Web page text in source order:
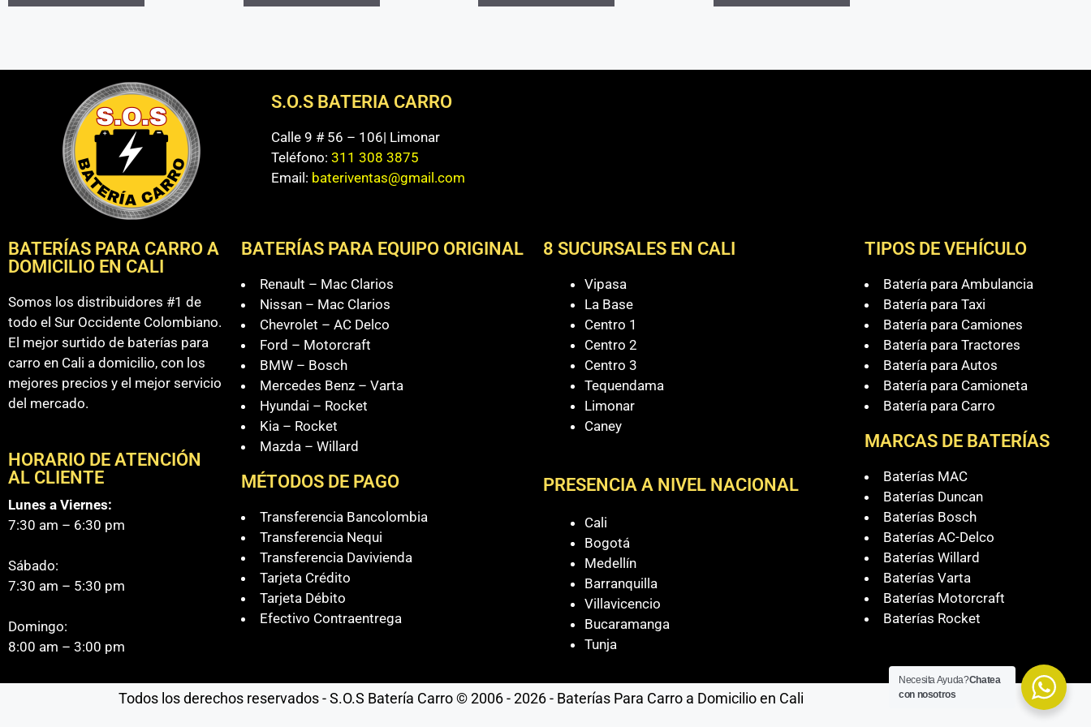
S.O.S BATERIA CARRO
Calle 9 # 56 – 106| Limonar
Teléfono:311 308 3875
Email: bateriventas@gmail.com
BATERÍAS PARA CARRO A
DOMICILIO EN CALI
Somos los distribuidores #1 de
todo el Sur Occidente Colombiano.
El mejor surtido de baterías para
carro en Cali a domicilio, con los
mejores precios y el mejor servicio
del mercado.
HORARIO DE ATENCIÓN
AL CLIENTE
Lunes a Viernes:
7:30 am – 6:30 pm
Sábado:
7:30 am – 5:30 pm
Domingo:
8:00 am – 3:00 pm
BATERÍAS PARA EQUIPO ORIGINAL
Renault – Mac Clarios
Nissan – Mac Clarios
Chevrolet – AC Delco
Ford – Motorcraft
BMW – Bosch
Mercedes Benz – Varta
Hyundai – Rocket
Kia – Rocket
Mazda – Willard
MÉTODOS DE PAGO
Transferencia Bancolombia
Transferencia Nequi
Transferencia Davivienda
Tarjeta Crédito
Tarjeta Débito
Efectivo Contraentrega
8 SUCURSALES EN CALI
Vipasa
La Base
Centro 1
Centro 2
Centro 3
Tequendama
Limonar
Caney
PRESENCIA A NIVEL NACIONAL
Cali
Bogotá
Medellín
Barranquilla
Villavicencio
Bucaramanga
Tunja
TIPOS DE VEHÍCULO
Batería para Ambulancia
Batería para Taxi
Batería para Camiones
Batería para Tractores
Batería para Autos
Batería para Camioneta
Batería para Carro
MARCAS DE BATERÍAS
Baterías MAC
Baterías Duncan
Baterías Bosch
Baterías AC-Delco
Baterías Willard
Baterías Varta
Baterías Motorcraft
Baterías Rocket
Todos los derechos reservados - S.O.S Batería Carro © 2006 - 2026 - Baterías Para Carro a Domicilio en Cali
Necesita Ayuda?Chatea
con nosotros